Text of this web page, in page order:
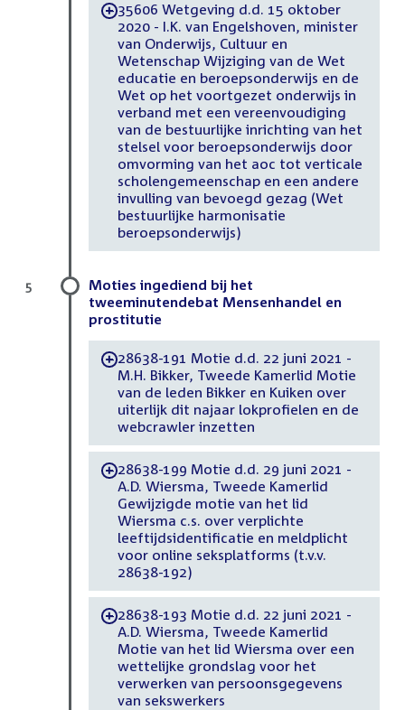
-35606 Wetgeving d.d. 15 oktober
2020 - I.K. van Engelshoven, minister
van Onderwijs, Cultuur en
Wetenschap Wijziging van de Wet
educatie en beroepsonderwijs en de
Wet op het voortgezet onderwijs in
verband met een vereenvoudiging
van de bestuurlijke inrichting van het
stelsel voor beroepsonderwijs door
omvorming van het aoc tot verticale
scholengemeenschap en een andere
invulling van bevoegd gezag (Wet
bestuurlijke harmonisatie
beroepsonderwijs)
Moties ingediend bij het
tweeminutendebat Mensenhandel en
prostitutie
-28638-191 Motie d.d. 22 juni 2021 -
M.H. Bikker, Tweede Kamerlid Motie
van de leden Bikker en Kuiken over
uiterlijk dit najaar lokprofielen en de
webcrawler inzetten
-28638-199 Motie d.d. 29 juni 2021 -
A.D. Wiersma, Tweede Kamerlid
Gewijzigde motie van het lid
Wiersma c.s. over verplichte
leeftijdsidentificatie en meldplicht
voor online seksplatforms (t.v.v.
28638-192)
-28638-193 Motie d.d. 22 juni 2021 -
A.D. Wiersma, Tweede Kamerlid
Motie van het lid Wiersma over een
wettelijke grondslag voor het
verwerken van persoonsgegevens
van sekswerkers
5